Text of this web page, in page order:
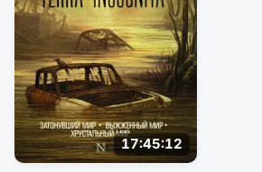
17:45:12